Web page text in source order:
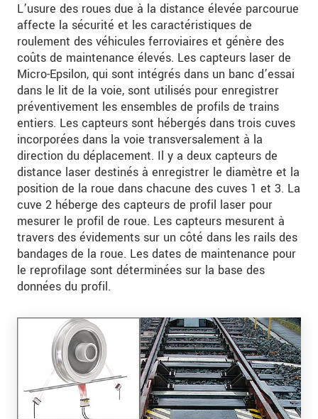
L’usure des roues due à la distance élevée parcourue
affecte la sécurité et les caractéristiques de
roulement des véhicules ferroviaires et génère des
coûts de maintenance élevés. Les capteurs laser de
Micro-Epsilon, qui sont intégrés dans un banc d’essai
dans le lit de la voie, sont utilisés pour enregistrer
préventivement les ensembles de profils de trains
entiers. Les capteurs sont hébergés dans trois cuves
incorporées dans la voie transversalement à la
direction du déplacement. Il y a deux capteurs de
distance laser destinés à enregistrer le diamètre et la
position de la roue dans chacune des cuves 1 et 3. La
cuve 2 héberge des capteurs de profil laser pour
mesurer le profil de roue. Les capteurs mesurent à
travers des évidements sur un côté dans les rails des
bandages de la roue. Les dates de maintenance pour
le reprofilage sont déterminées sur la base des
données du profil.